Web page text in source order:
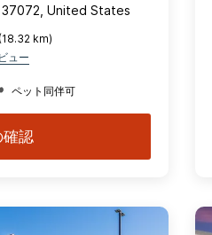
United States
km)
ュー
ペット同伴可
認